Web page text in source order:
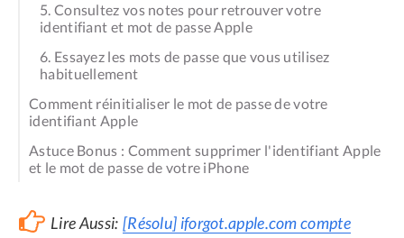
5. Consultez vos notes pour retrouver votre
identifiant et mot de passe Apple
6. Essayez les mots de passe que vous utilisez
habituellement
Comment réinitialiser le mot de passe de votre
identifiant Apple
Astuce Bonus : Comment supprimer l'identifiant Apple
et le mot de passe de votre iPhone
Lire Aussi: [Résolu] iforgot.apple.com compte